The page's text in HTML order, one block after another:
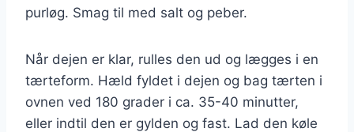
purløg. Smag til med salt og peber.
Når dejen er klar, rulles den ud og lægges i en
tærteform. Hæld fyldet i dejen og bag tærten i
ovnen ved 180 grader i ca. 35-40 minutter,
eller indtil den er gylden og fast. Lad den køle